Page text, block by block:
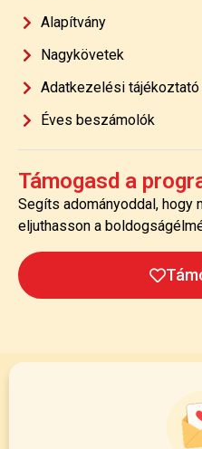
Alapítvány
Nagykövetek
Adatkezelési tájékoztató
Éves beszámolók
Támogasd a
Segíts adományoddal, hogy
eljuthasson a